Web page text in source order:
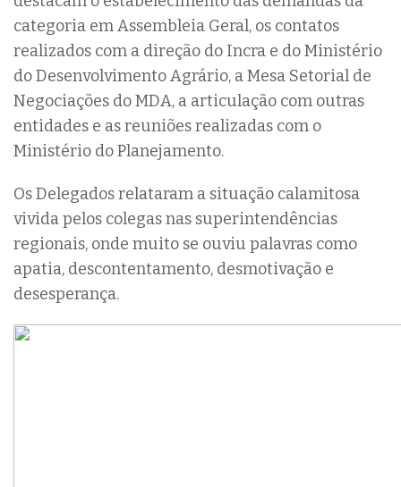
categoria em Assembleia Geral, os contatos
realizados com a direção do Incra e do Ministério
do Desenvolvimento Agrário, a Mesa Setorial de
Negociações do MDA, a articulação com outras
entidades e as reuniões realizadas com o
Ministério do Planejamento.
Os Delegados relataram a situação calamitosa
vivida pelos colegas nas superintendências
regionais, onde muito se ouviu palavras como
apatia, descontentamento, desmotivação e
desesperança.